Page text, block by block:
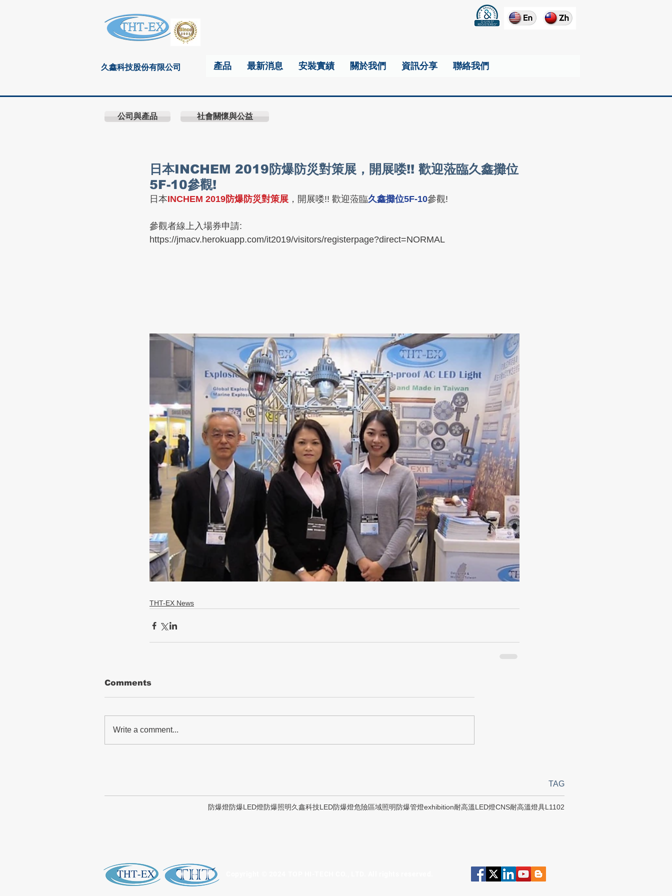
久鑫科技股份有限公司 產品 最新消息 安裝實績 關於我們 資訊分享 聯絡我們
公司與產品 社會關懷與公益
日本INCHEM 2019防爆防災對策展，開展喽!! 歡迎蒞臨久鑫攤位
5F-10參觀!
日本INCHEM 2019防爆防災對策展 ，開展喽!! 歡迎蒞臨久鑫攤位5F-10參觀!
參觀者線上入場券申請:
https://jmacv.herokuapp.com/it2019/visitors/registerpage?direct=NORMAL
THT-EX News
Comments
Write a comment...
TAG
防爆燈防爆LED燈防爆照明久鑫科技LED防爆燈危險區域照明防爆管燈exhibition耐高溫LED燈CNS耐高溫燈具L1102